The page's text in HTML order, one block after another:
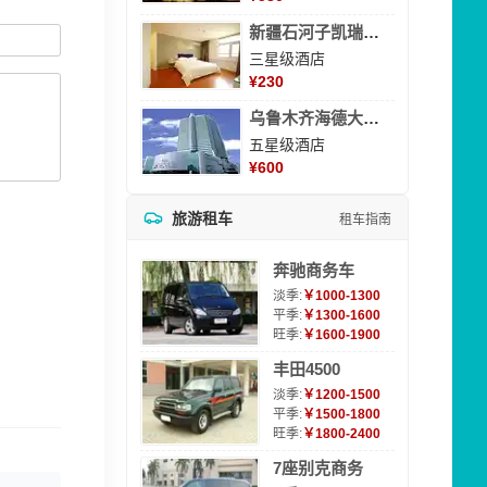
新疆石河子凯瑞酒店
三星级酒店
¥230
乌鲁木齐海德大酒店
五星级酒店
¥600
旅游租车 租车指南
奔驰商务车
淡季:￥1000-1300
平季:￥1300-1600
旺季:￥1600-1900
丰田4500
淡季:￥1200-1500
平季:￥1500-1800
旺季:￥1800-2400
7座别克商务